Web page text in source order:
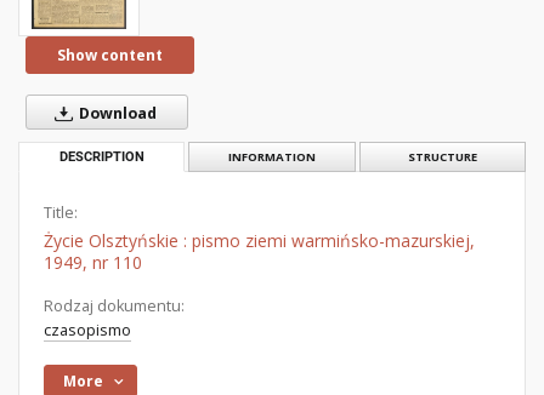
Show content
Download
DESCRIPTION INFORMATION STRUCTURE
Title:
Życie Olsztyńskie : pismo ziemi warmińsko-mazurskiej,
1949, nr 110
Rodzaj dokumentu:
czasopismo
More